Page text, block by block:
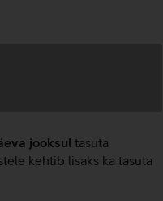
jooksul tasuta
kehtib lisaks ka tasuta